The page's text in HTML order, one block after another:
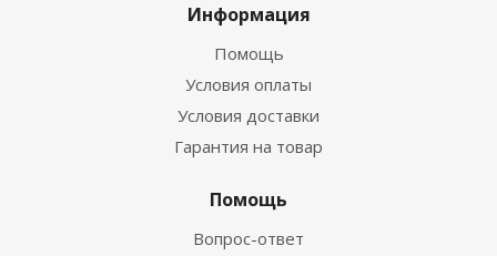
Информация
Помощь
Условия оплаты
Условия доставки
Гарантия на товар
Помощь
Вопрос-ответ